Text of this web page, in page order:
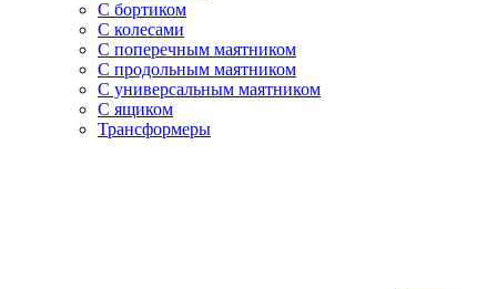
С бортиком
С колесами
С поперечным маятником
С продольным маятником
С универсальным маятником
С ящиком
Трансформеры